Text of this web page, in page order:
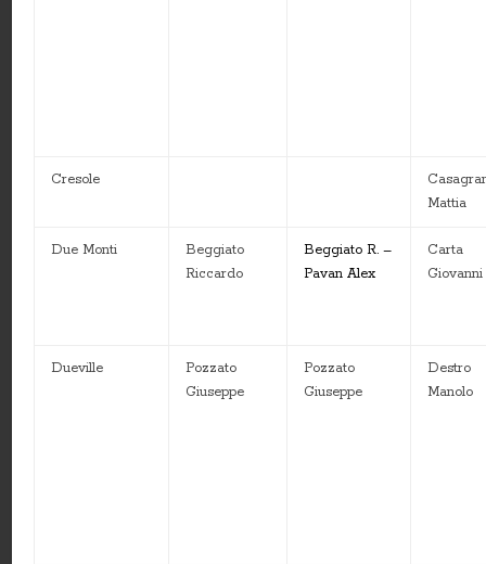
Cresole
Mattia
Due Monti
Beggiato
Riccardo
Beggiato R. –
Pavan Alex
Carta
Giovanni
Dueville
Pozzato
Giuseppe
Pozzato
Giuseppe
Destro
Manolo